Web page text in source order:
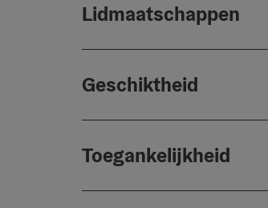
Lidmaatschappen
Geschiktheid
Toegankelijkheid